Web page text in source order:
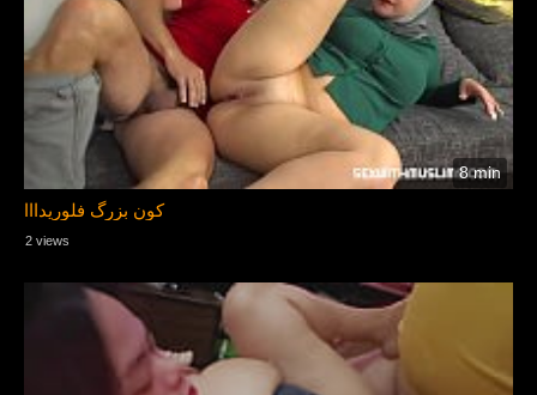
8 min
کون بزرگ فلوریدااا
2 views